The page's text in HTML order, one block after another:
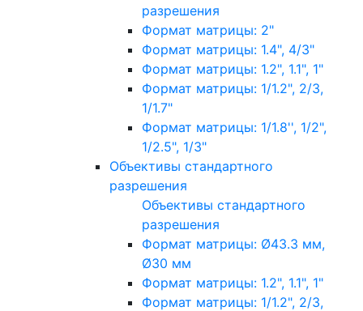
разрешения
Формат матрицы: 2"
Формат матрицы: 1.4", 4/3"
Формат матрицы: 1.2", 1.1", 1"
Формат матрицы: 1/1.2", 2/3,
1/1.7"
Формат матрицы: 1/1.8'', 1/2",
1/2.5", 1/3"
Объективы стандартного
разрешения
Объективы стандартного
разрешения
Формат матрицы: Ø43.3 мм,
Ø30 мм
Формат матрицы: 1.2", 1.1", 1"
Формат матрицы: 1/1.2", 2/3,